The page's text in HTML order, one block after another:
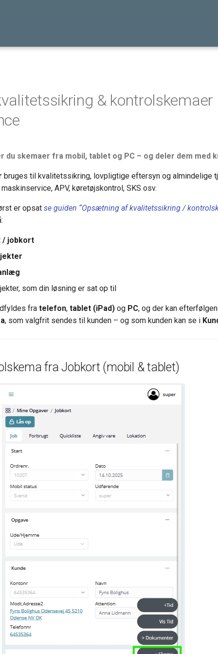
& kontrolskemaer
du skemaer fra mobil, tablet og PC – og deler dem med
bruges til kvalitetssikring, lovpligtige eftersyn og almindelige
APV, køretøjskontrol, SKS osv.
er opsat se guiden “Opsætning af kvalitetssikring /
/ jobkort
som din løsning er sat op til
fra telefon, tablet (iPad) og PC, og der kan
, som valgfrit sendes til kunden – og som kunden kan se i
fra Jobkort (mobil & tablet)